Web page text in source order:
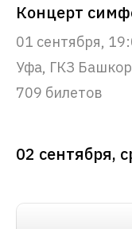
Концерт
01 сентября,
Уфа, ГКЗ
709 билетов
02 сентября,